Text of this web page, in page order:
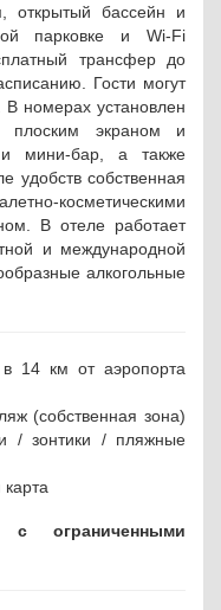
открытый бассейн и
парковке и Wi-Fi
трансфер до
Гости могут
В номерах установлен
плоским экраном и
мини-бар, а также
удобств собственная
косметическими
В отеле работает
и международной
алкогольные
14 км от аэропорта
(собственная зона)
/ зонтики / пляжные
ограниченными